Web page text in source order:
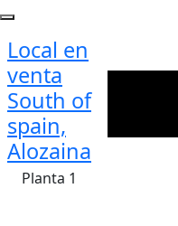
Local en
venta
South of
spain,
Alozaina
Planta 1